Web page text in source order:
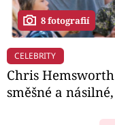
8 fotografií
CELEBRITY
Chris
směšné a